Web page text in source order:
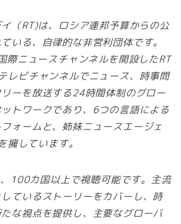
イ（RT)は、ロシア連邦予算からの公
いる、自律的な非営利団体です。
際ニュースチャンネルを開設したRT
レビチャンネルでニュース、時事問
ーを放送する24時間体制のグロー
トワークであり、6つの言語による
ォームと、姉妹ニュースエージェ
擁しています。
100カ国以上で視聴可能です。主流
ているストーリーをカバーし、時
な視点を提供し、主要なグローバ